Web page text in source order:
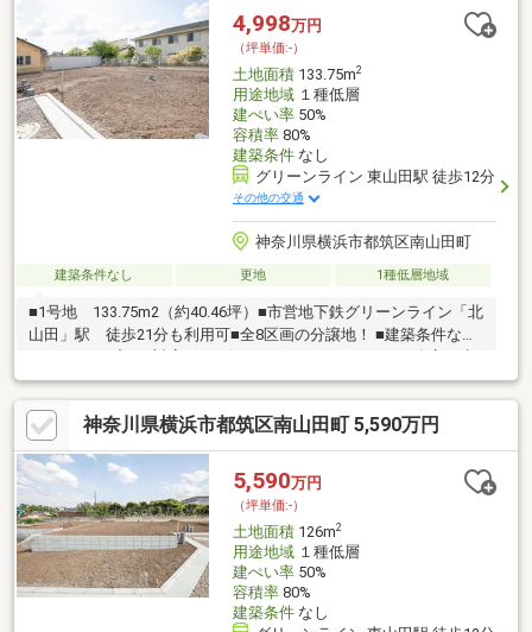
数ご紹介中資金計画にお悩みの方にはファイナンシャルプランナ
ーによる無料相談会を承ります物件ご購入後もＦＰによる生涯無
料相談付きで家計のアフターフォローもお任せください
4,998万円
（坪単価:-）
土地面積133.75m2
用途地域１種低層
建ぺい率50%
容積率80%
建築条件なし
グリーンライン 東山田駅 徒歩12分
その他の交通
神奈川県横浜市都筑区南山田町
建築条件なし 更地 1種低層地域
■1号地 133.75m2（約40.46坪）■市営地下鉄グリーンライン「北
山田」駅 徒歩21分も利用可■全8区画の分譲地！ ■建築条件な
築可能です。 ■低層住宅専用エリア ■お気軽にお問い合わせくだ
さい♪
神奈川県横浜市都筑区南山田町 5,590万円
5,590万円
（坪単価:-）
土地面積126m2
用途地域１種低層
建ぺい率50%
容積率80%
建築条件なし